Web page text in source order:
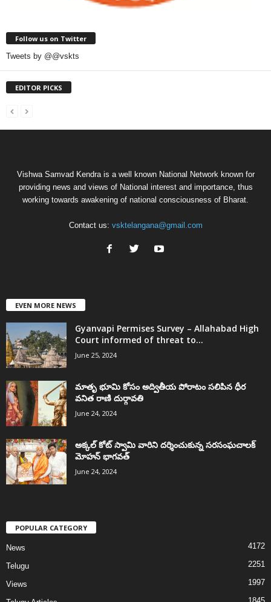
Follow us on Twitter
Tweets by @@vskts
EDITOR PICKS
Vishwa Samvad Kendra is a well known National Network known for
providing news and views of National interest and importance, thus
working towards awakening of national consciousness of Bharat.
Contact us: vsktelangana@gmail.com
EVEN MORE NEWS
Gyanvapi Permises Survey – Allahabad High
Court informed of threat to...
June 25, 2024
మాతృ భూమి కోసం అద్వితీయ పోరాటం సలిపిన ధీర
వనిత రాణి దుర్గావతి
June 24, 2024
అక్కల్‌ కోట్‌ స్వామి వారిని దర్శించుకున్న సరసంఘచాలక్
మోహన్ భాగవత్
June 24, 2024
POPULAR CATEGORY
News 4172
Telugu 2251
Views 1997